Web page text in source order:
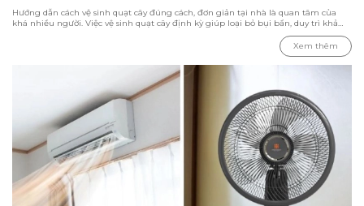
Hướng dẫn cách vệ sinh quạt cây đúng cách, đơn giản tại nhà là quan tâm của
khá nhiều người. Việc vệ sinh quạt cây định kỳ giúp loại bỏ bụi bẩn, duy trì khả
năng làm mát và kéo dài tuổi thọ thiết bị. Trong bài viết này Hawonkoo sẽ hướng
dẫn chi tiết các bước vệ sinh từ cách tháo lắp, làm sạch từng bộ phận đến những
Xem thêm